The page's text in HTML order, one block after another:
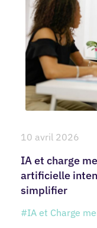
10 avril 2026
IA et charge
artificielle
simplifier
#IA et Charge